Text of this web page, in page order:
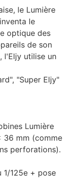
le Lumière
le
optique des
de son
l'Eljy utilise un
"Super Eljy"
Lumière
36 mm (comme
perforations).
1/125e + pose